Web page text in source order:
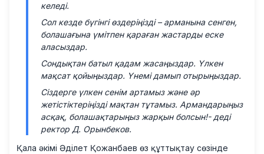
келеді.
Сол кезде бүгінгі өздеріңізді – арманына сенген,
болашағына үмітпен қараған жастарды еске
аласыздар.
Сондықтан батыл қадам жасаңыздар. Үлкен
мақсат қойыңыздар. Үнемі дамып отырыңыздар.
Сіздерге үлкен сенім артамыз және әр
жетістіктеріңізді мақтан тұтамыз. Армандарыңыз
асқақ, болашақтарыңыз жарқын болсын!- деді
ректор Д. Орынбеков.
Қала әкімі Әділет Қожанбаев өз құттықтау сөзінде